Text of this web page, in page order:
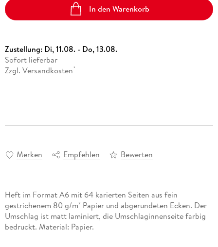
In den Warenkorb
Zustellung: Di, 11.08. - Do, 13.08.
Sofort lieferbar
Zzgl. Versandkosten *
Merken Empfehlen Bewerten
Heft im Format A6 mit 64 karierten Seiten aus fein
gestrichenem 80 g/m² Papier und abgerundeten Ecken. Der
Umschlag ist matt laminiert, die Umschlaginnenseite farbig
bedruckt. Material: Papier.